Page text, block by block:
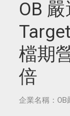
OB
檔期
倍
企業名稱：OB